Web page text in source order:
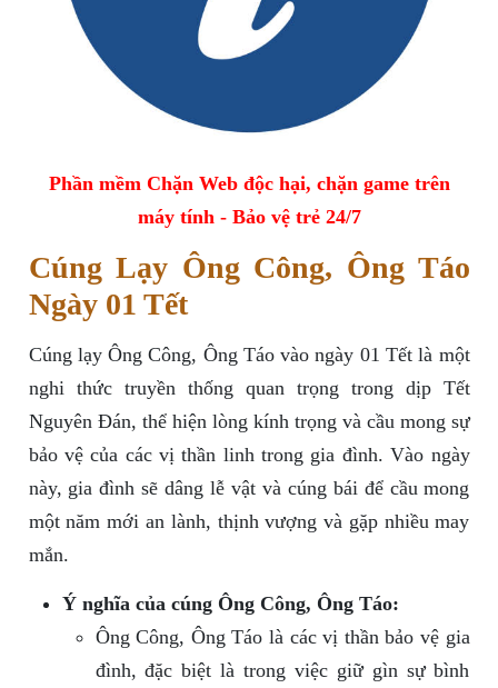
Phần mềm Chặn Web độc hại, chặn game trên
máy tính - Bảo vệ trẻ 24/7
Cúng Lạy Ông Công, Ông Táo
Ngày 01 Tết
Cúng lạy Ông Công, Ông Táo vào ngày 01 Tết là một
nghi thức truyền thống quan trọng trong dịp Tết
Nguyên Đán, thể hiện lòng kính trọng và cầu mong sự
bảo vệ của các vị thần linh trong gia đình. Vào ngày
này, gia đình sẽ dâng lễ vật và cúng bái để cầu mong
một năm mới an lành, thịnh vượng và gặp nhiều may
mắn.
Ý nghĩa của cúng Ông Công, Ông Táo:
Ông Công, Ông Táo là các vị thần bảo vệ gia
đình, đặc biệt là trong việc giữ gìn sự bình